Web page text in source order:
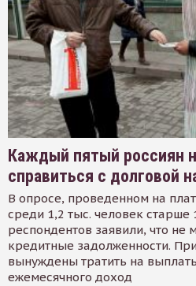
Каждый пятый россиян
справиться с долговой
В опросе, проведенном на
среди 1,2 тыс. человек старше
респондентов заявили, что не
кредитные задолженности.
вынуждены тратить на
ежемесячного доход